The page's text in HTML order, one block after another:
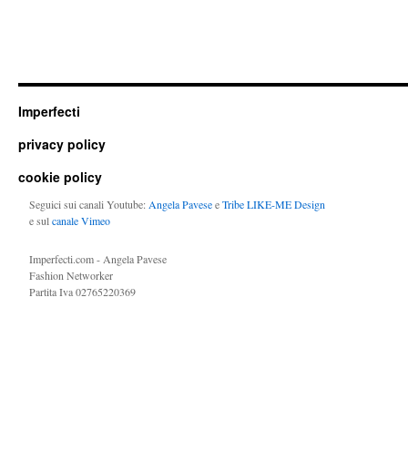
Imperfecti
privacy policy
cookie policy
Seguici sui canali Youtube: Angela PaveseeTribe LIKE-ME Design
e sulcanale Vimeo
Imperfecti.com - Angela Pavese
Fashion Networker
Partita Iva 02765220369